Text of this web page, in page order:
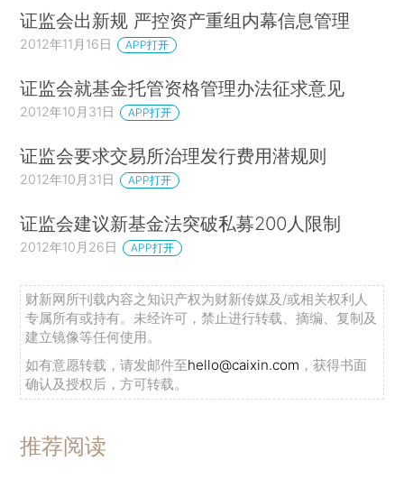
证监会出新规 严控资产重组内幕信息管理
2012年11月16日 APP打开
证监会就基金托管资格管理办法征求意见
2012年10月31日 APP打开
证监会要求交易所治理发行费用潜规则
2012年10月31日 APP打开
证监会建议新基金法突破私募200人限制
2012年10月26日 APP打开
财新网所刊载内容之知识产权为财新传媒及/或相关权利人
专属所有或持有。未经许可，禁止进行转载、摘编、复制及
建立镜像等任何使用。
如有意愿转载，请发邮件至hello@caixin.com ，获得书面
确认及授权后，方可转载。
推荐阅读